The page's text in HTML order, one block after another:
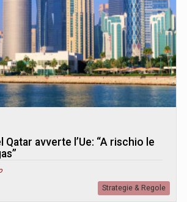
Qatar avverte l’Ue: “A rischio le
Strategie & Regole